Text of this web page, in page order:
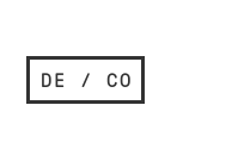
DE / CO